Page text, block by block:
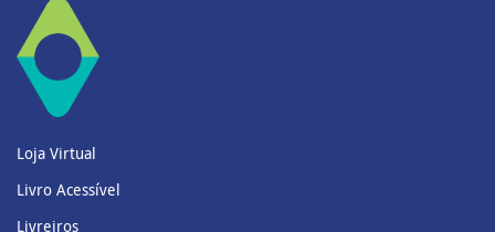
Loja Virtual
Livro Acessível
Livreiros